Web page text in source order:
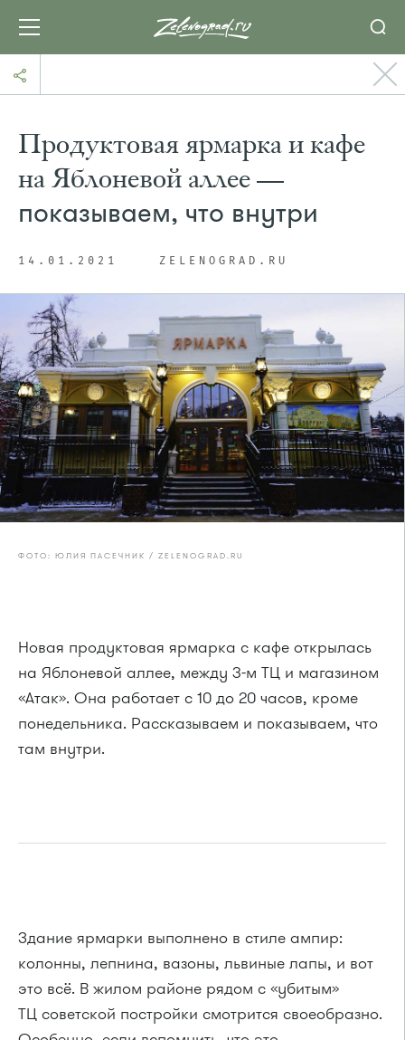
Продуктовая ярмарка и кафе
на Яблоневой аллее —
показываем, что внутри
14.01.2021 ZELENOGRAD.RU
ФОТО: ЮЛИЯ ПАСЕЧНИК / ZELENOGRAD.RU
Новая продуктовая ярмарка с кафе открылась
на Яблоневой аллее, между 3-м ТЦ и магазином
«Атак». Она работает с 10 до 20 часов, кроме
понедельника. Рассказываем и показываем, что
там внутри.
Здание ярмарки выполнено в стиле ампир:
колонны, лепнина, вазоны, львиные лапы, и вот
это всё. В жилом районе рядом с «убитым»
ТЦ советской постройки смотрится своеобразно.